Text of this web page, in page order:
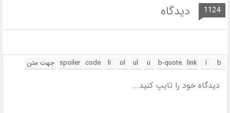
1124 دیدگاه